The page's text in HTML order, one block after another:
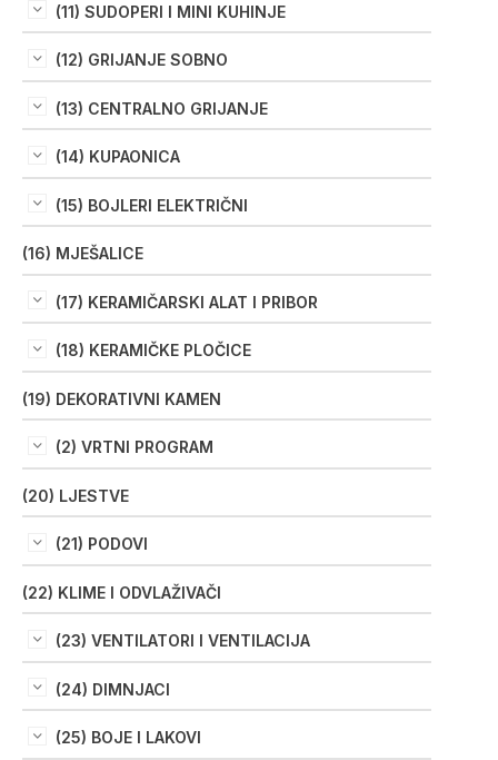
(11) SUDOPERI I MINI KUHINJE
(12) GRIJANJE SOBNO
(13) CENTRALNO GRIJANJE
(14) KUPAONICA
(15) BOJLERI ELEKTRIČNI
(16) MJEŠALICE
(17) KERAMIČARSKI ALAT I PRIBOR
(18) KERAMIČKE PLOČICE
(19) DEKORATIVNI KAMEN
(2) VRTNI PROGRAM
(20) LJESTVE
(21) PODOVI
(22) KLIME I ODVLAŽIVAČI
(23) VENTILATORI I VENTILACIJA
(24) DIMNJACI
(25) BOJE I LAKOVI